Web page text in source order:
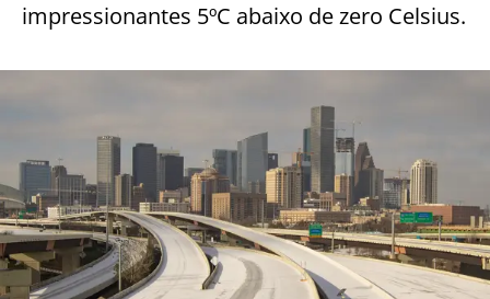
impressionantes 5ºC abaixo de zero Celsius.